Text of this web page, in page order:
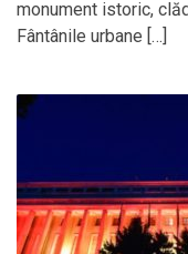
monument istoric,
Fântânile urbane […]